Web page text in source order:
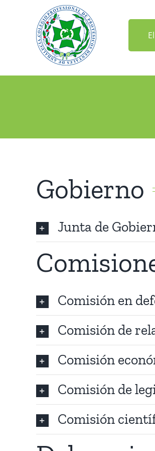
Gobierno
Junta de
Comisión en
Comisión de
Comisión
Comisión de
Comisión